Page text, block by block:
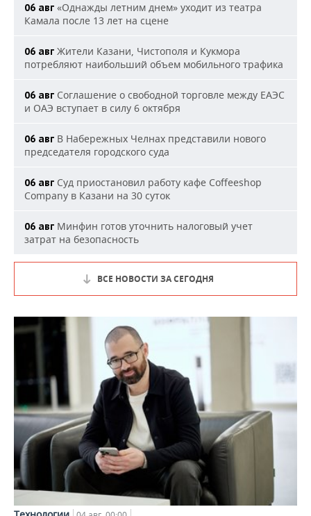
06 авг «Однажды летним днем» уходит из театра
Камала после 13 лет на сцене
06 авг Жители Казани, Чистополя и Кукмора
потребляют наибольший объем мобильного трафика
06 авг Соглашение о свободной торговле между ЕАЭС
и ОАЭ вступает в силу 6 октября
06 авг В Набережных Челнах представили нового
председателя городского суда
06 авг Суд приостановил работу кафе Coffeeshop
Company в Казани на 30 суток
06 авг Минфин готов уточнить налоговый учет
затрат на безопасность
ВСЕ НОВОСТИ ЗА СЕГОДНЯ